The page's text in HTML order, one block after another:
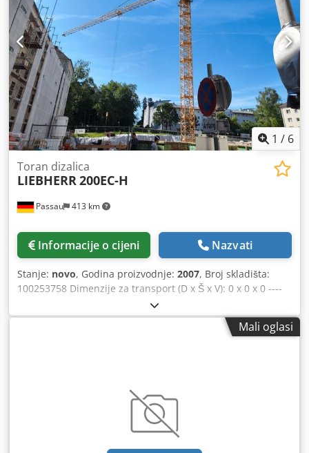
uteg 2 x toranjski segment 12,5 m Lokacija: Nürnberg
1 / 6
Passau 413 km
Toran dizalica
LIEBHERR200EC-H
Informacije o cijeni Nazvati
Stanje: novo, Godina proizvodnje: 2007, Broj skladišta:
100253758 Dimenzije za transport (D x Š x V): 0 x 0 x 0 ----
Donji dio s 6 m kolosijeka, uključujući središnji protuuter.
Toranj za visinu kuke od 30 m. Domet 60 m, uključujući
protuuter. Toranjski sustav 200HC/256HC. Kabina. Radio.
Mali oglasi